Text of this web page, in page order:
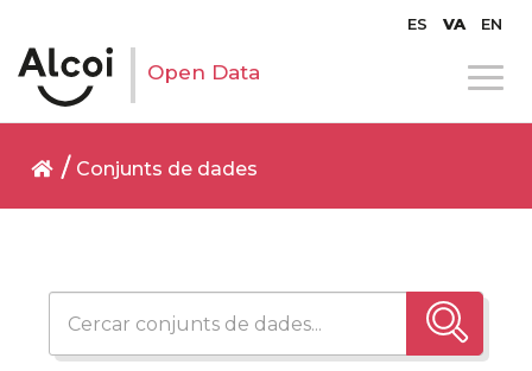
ES VA EN
Open Data
Conjunts de dades